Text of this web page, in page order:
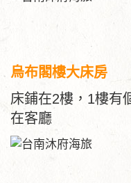
烏布閣樓大床房
床鋪在2樓，1樓有
在客廳